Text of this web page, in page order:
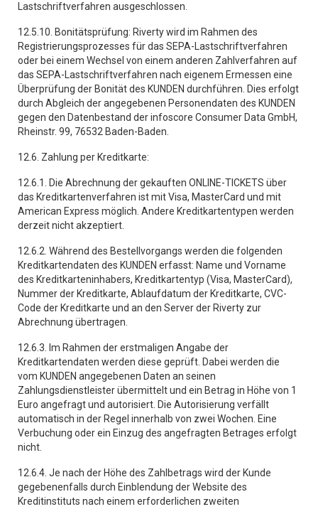
Lastschriftverfahren ausgeschlossen.
12.5.10. Bonitätsprüfung: Riverty wird im Rahmen des
Registrierungsprozesses für das SEPA-Lastschriftverfahren
oder bei einem Wechsel von einem anderen Zahlverfahren auf
das SEPA-Lastschriftverfahren nach eigenem Ermessen eine
Überprüfung der Bonität des KUNDEN durchführen. Dies erfolgt
durch Abgleich der angegebenen Personendaten des KUNDEN
gegen den Datenbestand der infoscore Consumer Data GmbH,
Rheinstr. 99, 76532 Baden-Baden.
12.6. Zahlung per Kreditkarte:
12.6.1. Die Abrechnung der gekauften ONLINE-TICKETS über
das Kreditkartenverfahren ist mit Visa, MasterCard und mit
American Express möglich. Andere Kreditkartentypen werden
derzeit nicht akzeptiert.
12.6.2. Während des Bestellvorgangs werden die folgenden
Kreditkartendaten des KUNDEN erfasst: Name und Vorname
des Kreditkarteninhabers, Kreditkartentyp (Visa, MasterCard),
Nummer der Kreditkarte, Ablaufdatum der Kreditkarte, CVC-
Code der Kreditkarte und an den Server der Riverty zur
Abrechnung übertragen.
12.6.3. Im Rahmen der erstmaligen Angabe der
Kreditkartendaten werden diese geprüft. Dabei werden die
vom KUNDEN angegebenen Daten an seinen
Zahlungsdienstleister übermittelt und ein Betrag in Höhe von 1
Euro angefragt und autorisiert. Die Autorisierung verfällt
automatisch in der Regel innerhalb von zwei Wochen. Eine
Verbuchung oder ein Einzug des angefragten Betrages erfolgt
nicht.
12.6.4. Je nach der Höhe des Zahlbetrags wird der Kunde
gegebenenfalls durch Einblendung der Website des
Kreditinstituts nach einem erforderlichen zweiten